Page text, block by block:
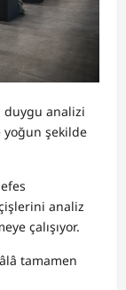
duygu analizi
yoğun şekilde
analiz
çalışıyor.
tamamen